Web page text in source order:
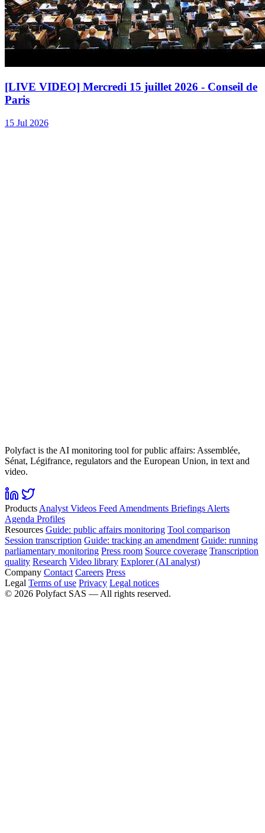
[LIVE VIDEO] Mercredi 15 juillet 2026 - Conseil de
Paris
15 Jul 2026
Polyfact is the AI monitoring tool for public affairs: Assemblée,
Sénat, Légifrance, regulators and the European Union, in text and
video.
Products Analyst Videos Feed Amendments Briefings Alerts
Agenda Profiles
Resources Guide: public affairs monitoring Tool comparison
Session transcription Guide: tracking an amendment Guide: running
parliamentary monitoring Press room Source coverage Transcription
quality Research Video library Explorer (AI analyst)
Company Contact Careers Press
Legal Terms of use Privacy Legal notices
© 2026 Polyfact SAS — All rights reserved.